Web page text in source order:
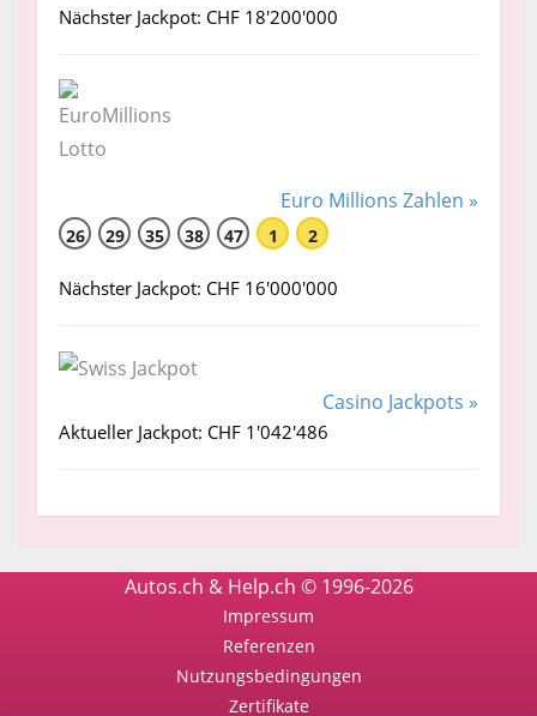
Nächster Jackpot: CHF 18'200'000
Euro Millions Zahlen »
26 29 35 38 47 1 2
Nächster Jackpot: CHF 16'000'000
Casino Jackpots »
Aktueller Jackpot: CHF 1'042'486
Autos.ch & Help.ch © 1996-2026
Impressum
Referenzen
Nutzungsbedingungen
Zertifikate